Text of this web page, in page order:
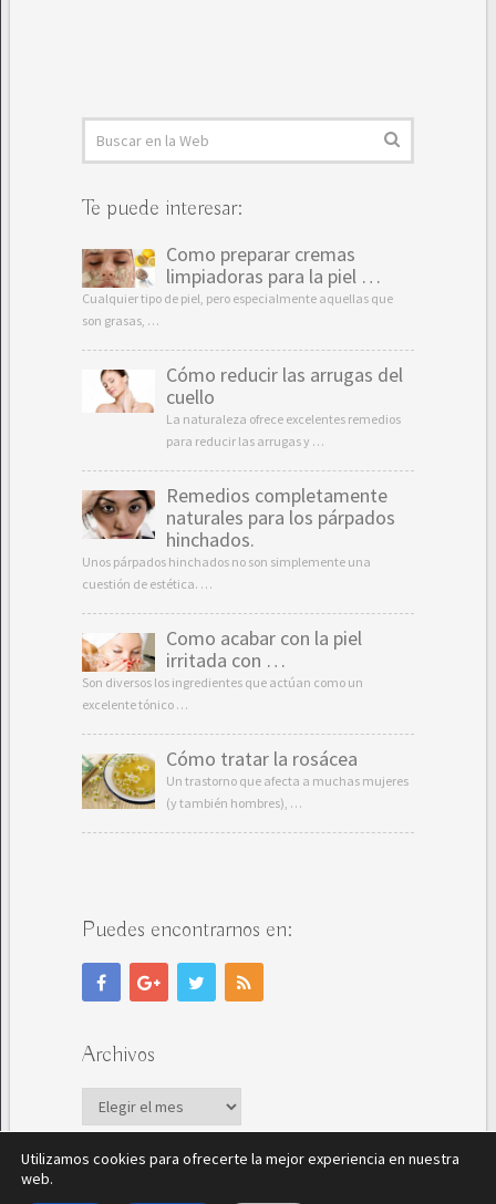
Te puede interesar:
Como preparar cremas
limpiadoras para la piel …
Cualquier tipo de piel, pero especialmente aquellas que
son grasas, …
Cómo reducir las arrugas del
cuello
La naturaleza ofrece excelentes remedios
para reducir las arrugas y …
Remedios completamente
naturales para los párpados
hinchados.
Unos párpados hinchados no son simplemente una
cuestión de estética. …
Como acabar con la piel
irritada con …
Son diversos los ingredientes que actúan como un
excelente tónico …
Cómo tratar la rosácea
Un trastorno que afecta a muchas mujeres
(y también hombres), …
Puedes encontrarnos en:
Archivos
Archivos
Utilizamos cookies para ofrecerte la mejor experiencia en nuestra
web.